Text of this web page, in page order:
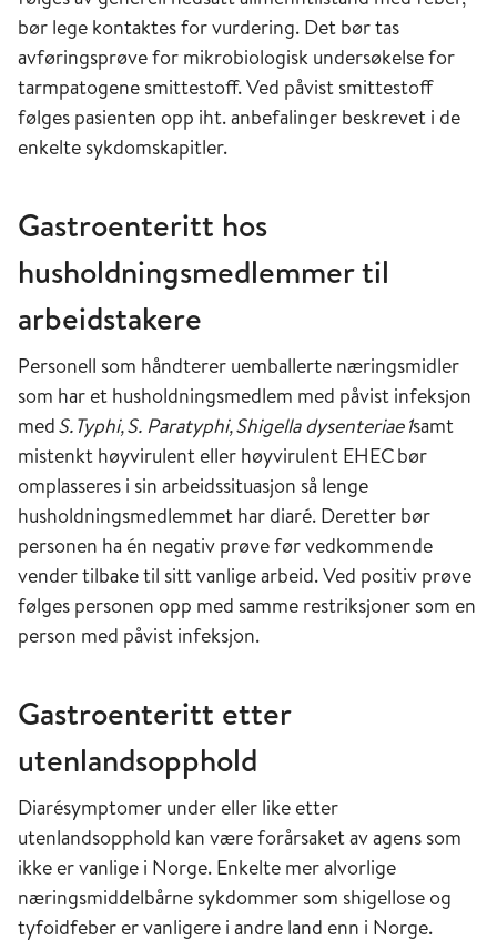
bør lege kontaktes for vurdering. Det bør tas
avføringsprøve for mikrobiologisk undersøkelse for
tarmpatogene smittestoff.Ved påvist smittestoff
følges pasienten opp iht. anbefalinger beskrevet i de
enkelte sykdomskapitler.
Gastroenteritt hos
husholdningsmedlemmer til
arbeidstakere
Personell som håndterer uemballerte næringsmidler
som har et husholdningsmedlem med påvist infeksjon
medS.Typhi,S. Paratyphi,Shigella dysenteriae 1samt
mistenkt høyvirulent eller høyvirulent EHEC bør
omplasseres i sin arbeidssituasjon så lenge
husholdningsmedlemmet har diaré. Deretter bør
personen ha én negativ prøve før vedkommende
vender tilbake til sitt vanligearbeid. Ved positiv prøve
følges personen opp med samme restriksjoner som en
person med påvist infeksjon.
Gastroenteritt etter
utenlandsopphold
Diarésymptomer under eller like etter
utenlandsopphold kan være forårsaket av agens som
ikke er vanlige i Norge. Enkelte mer alvorlige
næringsmiddelbårne sykdommer som shigellose og
tyfoidfeber er vanligere i andre land enn i Norge.